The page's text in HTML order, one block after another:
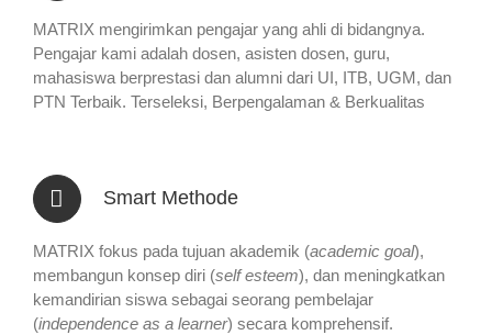
MATRIX mengirimkan pengajar yang ahli di bidangnya.
Pengajar kami adalah dosen, asisten dosen, guru,
mahasiswa berprestasi dan alumni dari UI, ITB, UGM, dan
PTN Terbaik. Terseleksi, Berpengalaman & Berkualitas
Smart Methode
MATRIX fokus pada tujuan akademik (academic goal),
membangun konsep diri (self esteem), dan meningkatkan
kemandirian siswa sebagai seorang pembelajar
(independence as a learner) secara komprehensif.